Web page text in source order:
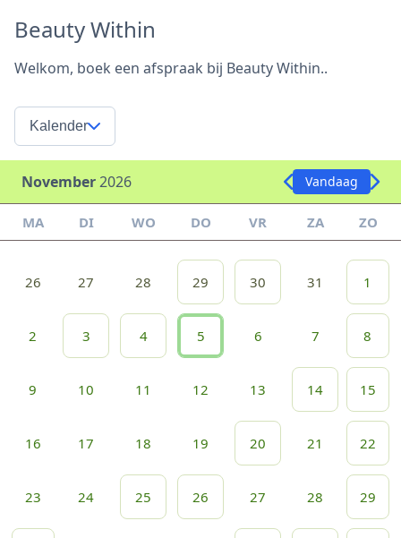
Beauty Within
Welkom, boek een afspraak bij Beauty Within..
Kalender
November2026 Vandaag
MA DI WO DO VR ZA ZO
26 27 28 29 30 31 1
2 3 4 5 6 7 8
9 10 11 12 13 14 15
16 17 18 19 20 21 22
23 24 25 26 27 28 29